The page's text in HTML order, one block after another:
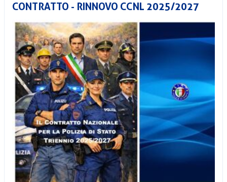
CONTRATTO - RINNOVO CCNL 2025/2027